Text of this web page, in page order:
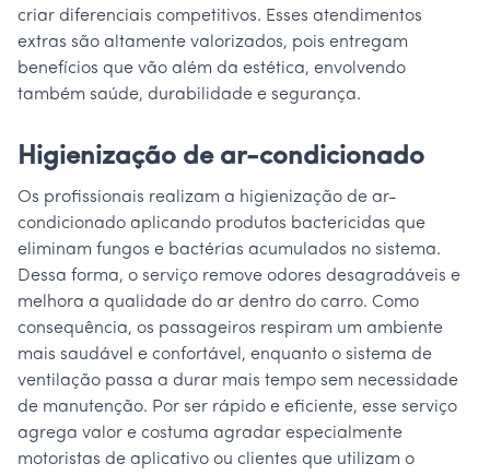
criar diferenciais competitivos. Esses atendimentos
extras são altamente valorizados, pois entregam
benefícios que vão além da estética, envolvendo
também saúde, durabilidade e segurança.
Higienização de ar-condicionado
Os profissionais realizam a higienização de ar-
condicionado aplicando produtos bactericidas que
eliminam fungos e bactérias acumulados no sistema.
Dessa forma, o serviço remove odores desagradáveis e
melhora a qualidade do ar dentro do carro. Como
consequência, os passageiros respiram um ambiente
mais saudável e confortável, enquanto o sistema de
ventilação passa a durar mais tempo sem necessidade
de manutenção. Por ser rápido e eficiente, esse serviço
agrega valor e costuma agradar especialmente
motoristas de aplicativo ou clientes que utilizam o